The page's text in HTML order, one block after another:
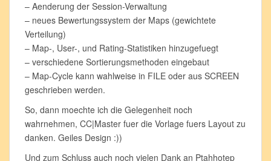
– Aenderung der Session-Verwaltung
– neues Bewertungssystem der Maps (gewichtete
Verteilung)
– Map-, User-, und Rating-Statistiken hinzugefuegt
– verschiedene Sortierungsmethoden eingebaut
– Map-Cycle kann wahlweise in FILE oder aus SCREEN
geschrieben werden.
So, dann moechte ich die Gelegenheit noch
wahrnehmen, CC|Master fuer die Vorlage fuers Layout zu
danken. Geiles Design :))
Und zum Schluss auch noch vielen Dank an Ptahhotep